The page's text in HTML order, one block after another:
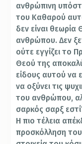
ανθρώπινη
του Καθαρού
δεν είναι
ανθρώπου. Δεν
ούτε εγγίζει το
Θεού της
είδους αυτού να
να οξύνει τις
του ανθρώπου,
σαρκός σαρξ
Η πιο τέλεια
προσκόλληση